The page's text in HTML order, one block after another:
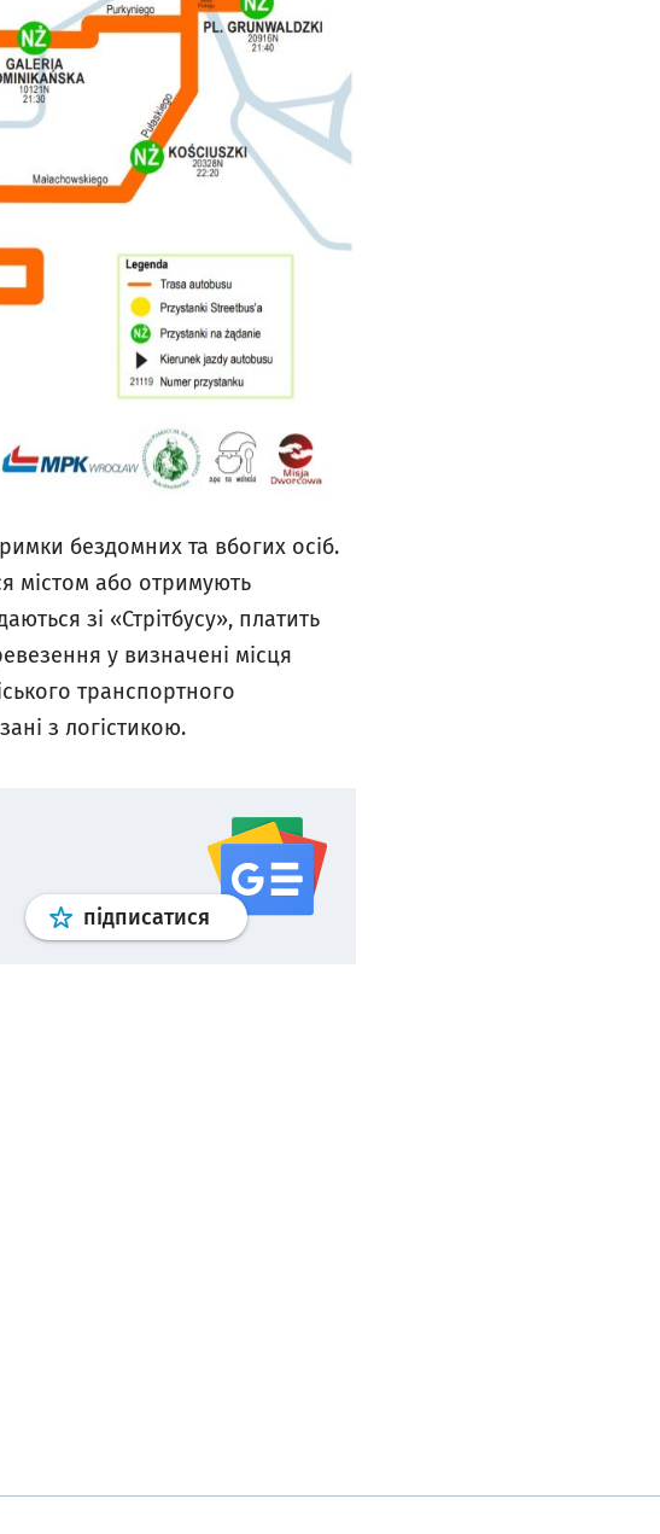
бездомних та вбогих осіб.
містом або отримують
зі «Стрітбусу», платить
у визначені місця
транспортного
з логістикою.
підписатися Профільgoogle news